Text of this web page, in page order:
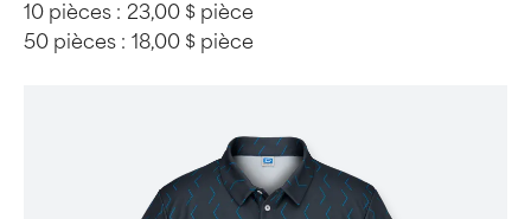
10 pièces : 23,00 $ pièce
50 pièces : 18,00 $ pièce